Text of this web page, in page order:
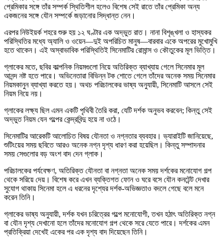
প্রেমিকার সঙ্গে তাঁর সম্পর্ক স্থিতিশীল হলেও বিশেষ সেই রাতে তাঁর প্রেমিকা অন্য
একজনের সঙ্গে যৌন সম্পর্কে জড়ানোর সিদ্ধান্ত নেন।
এরপর নিউইয়র্ক শহরে শুরু হয় ১২ ঘণ্টার এক অদ্ভুত রাত। নানা বিশৃঙ্খলা ও হাস্যকর
পরিস্থিতির মধ্যে অ্যালি ও ওয়েন—দুই অপরিচিত মানুষ—বারবার একে অপরের মুখোমুখি
হতে থাকেন। এই অস্বাভাবিক পরিস্থিতিই সিনেমাটির রোমান্স ও কৌতুকের মূল ভিত্তি।
গ্লাকের মতে, ছবির কাল্পনিক নিয়মগুলো নিয়ে অতিরিক্ত ব্যাখ্যায় গেলে সিনেমার মূল
আনন্দ নষ্ট হতে পারে। অভিনেতারা বিভিন্ন টক শোতে গেলে তাঁদের অনেক সময় সিনেমার
নিয়মকানুন ব্যাখ্যা করতে হয়। অথচ পরিচালকের ভাষ্য অনুযায়ী, সিনেমাটি আসলে সেই
নিয়ম নিয়ে নয়।
গ্লাকের লক্ষ্য ছিল এমন একটি পৃথিবী তৈরি করা, যেটি দর্শক অনুভব করবেন; কিন্তু সেই
অদ্ভুত নিয়ম যেন গল্পের কেন্দ্রবিন্দু হয়ে না ওঠে।
সিনেমাটির আরেকটি আলোচিত বিষয় যৌনতা ও নগ্নতার ব্যবহার। ভ্যারাইটি জানিয়েছে,
শুটিংয়ের সময় ছবিতে আরও অনেক নগ্ন দৃশ্য ধারণ করা হয়েছিল। কিন্তু সম্পাদনার
সময় সেগুলোর বড় অংশ বাদ দেন গ্লাক।
পরিচালকের পর্যবেক্ষণ, অতিরিক্ত যৌনতা বা নগ্নতা অনেক সময় দর্শকের মনোযোগ গল্প
থেকে সরিয়ে দেয়। বিশেষ করে এখন ব্যক্তিগত ফোন ও ঘরে বসে যৌন কনটেন্ট দেখার
সুযোগ থাকায় সিনেমা হলে এ ধরনের দৃশ্যের দর্শক-অভিজ্ঞতাও বদলে গেছে বলে মনে
করেন তিনি।
গ্লাকের ভাষ্য অনুযায়ী, দর্শক যখন চরিত্রের গল্পে মনোযোগী, তখন হঠাৎ অতিরিক্ত নগ্ন
বা যৌন দৃশ্য দেখানো হলে তাঁদের মনোযোগ গল্প থেকে সরে যেতে পারে। দর্শকের এমন
প্রতিক্রিয়া দেখেই একের পর এক দৃশ্য বাদ দিয়েছেন তিনি।